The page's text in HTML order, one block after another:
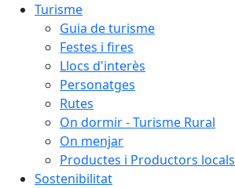
Turisme
Guia de turisme
Festes i fires
Llocs d'interès
Personatges
Rutes
On dormir - Turisme Rural
On menjar
Productes i Productors locals
Sostenibilitat